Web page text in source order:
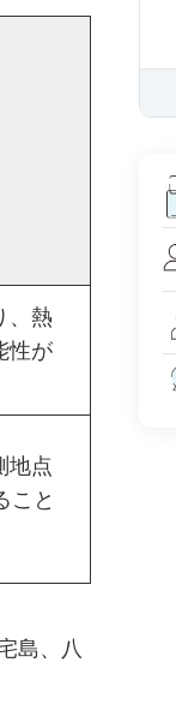
、熱
性が
地点
こと
島、八